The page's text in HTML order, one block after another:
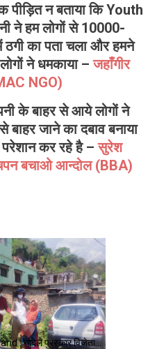
पीड़ित न बताया कि Youth
ने हम लोगों से 10000-
का पता चला और हमने
ने धमकाया –जहाँगीर
NGO)
के बाहर से आये लोगों ने
बाहर जाने का दबाव बनाया
कर रहे है –सुरेश
बचाओ आन्दोल (BBA)
: नोबेल पुरस्कार विजेता…